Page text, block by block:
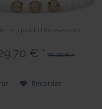
| oro pulido | 607-5217-X0
€ * 99,00 € *
Recordar